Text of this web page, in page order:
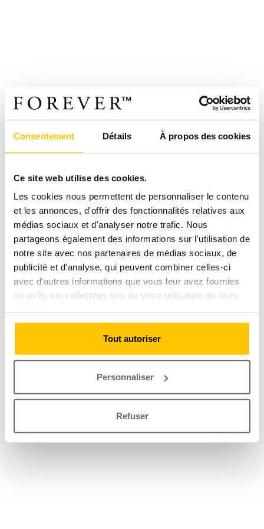
Consentement Détails À propos des cookies
Ce site web utilise des cookies.
Les cookies nous permettent de personnaliser le contenu
et les annonces, d'offrir des fonctionnalités relatives aux
médias sociaux et d'analyser notre trafic. Nous
partageons également des informations sur l'utilisation de
notre site avec nos partenaires de médias sociaux, de
publicité et d'analyse, qui peuvent combiner celles-ci
avec d'autres informations que vous leur avez fournies
ou qu'ils ont collectées lors de votre utilisation de leurs
Tout autoriser
Personnaliser
Refuser